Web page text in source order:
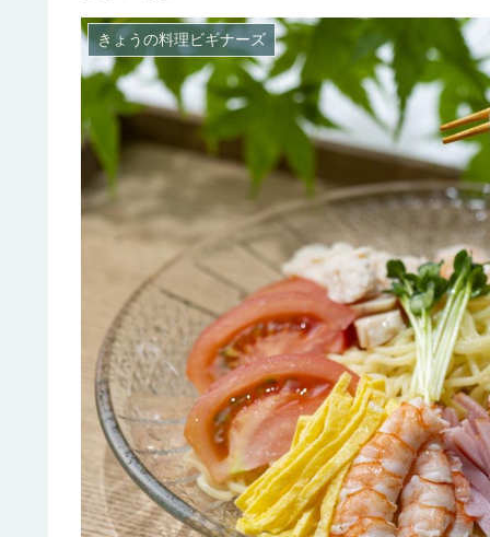
きょうの料理ビギナーズ